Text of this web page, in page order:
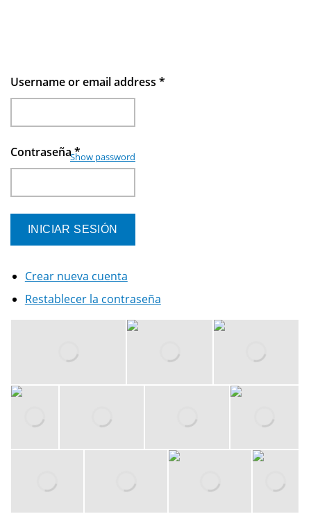
Username or email address *
Contraseña*
Show password
Crear nueva cuenta
Restablecer la contraseña